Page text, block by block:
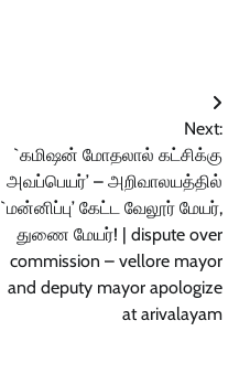
Next:
`கமிஷன் மோதலால் கட்சிக்கு
அவப்பெயர்’ – அறிவாலயத்தில்
`மன்னிப்பு’ கேட்ட வேலூர் மேயர்,
துணை மேயர்! | dispute over
commission – vellore mayor
and deputy mayor apologize
at arivalayam